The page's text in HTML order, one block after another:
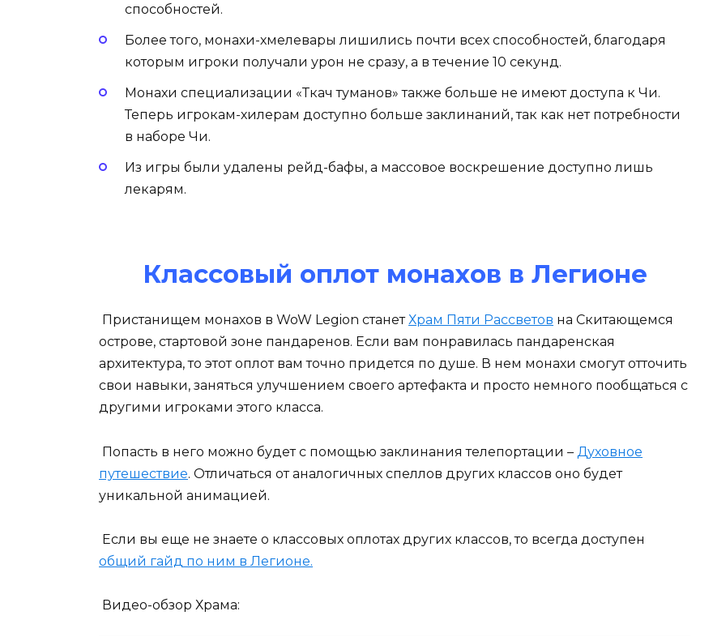
способностей.
Более того, монахи-хмелевары лишились почти всех способностей, благодаря
которым игроки получали урон не сразу, а в течение 10 секунд.
Монахи специализации «Ткач туманов» также больше не имеют доступа к Чи.
Теперь игрокам-хилерам доступно больше заклинаний, так как нет потребности
в наборе Чи.
Из игры были удалены рейд-бафы, а массовое воскрешение доступно лишь
лекарям.
Классовый оплот монахов в Легионе
Пристанищем монахов в WoW Legion станетХрам Пяти Рассветов на Скитающемся
острове, стартовой зоне пандаренов. Если вам понравилась пандаренская
архитектура, то этот оплот вам точно придется по душе. В нем монахи смогут отточить
свои навыки, заняться улучшением своего артефакта и просто немного пообщаться с
другими игроками этого класса.
Попасть в него можно будет с помощью заклинания телепортации – Духовное
путешествие. Отличаться от аналогичных спеллов других классов оно будет
уникальной анимацией.
Если вы еще не знаете о классовых оплотах других классов, то всегда доступен
общий гайд по ним в Легионе.
Видео-обзор Храма: